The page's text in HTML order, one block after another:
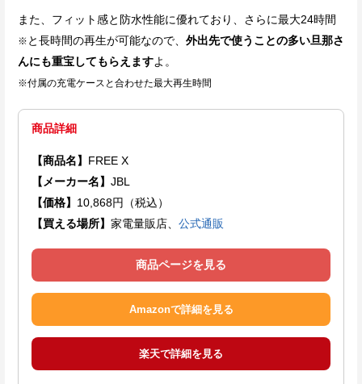
また、フィット感と防水性能に優れており、さらに最大24時間
※ と長時間の再生が可能なので、 外出先で使うことの多い旦那さ
んにも重宝してもらえますよ。
※付属の充電ケースと合わせた最大再生時間
商品詳細
【商品名】 FREE X
【メーカー名】 JBL
【価格】 10,868円（税込）
【買える場所】 家電量販店、 公式通販
商品ページを見る
Amazonで詳細を見る
楽天で詳細を見る